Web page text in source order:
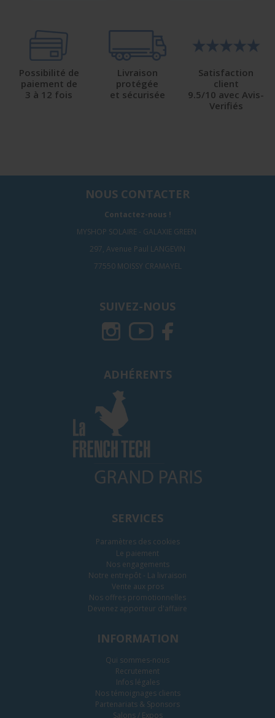
Possibilité de
paiement de
3 à 12 fois
Livraison
protégée
et sécurisée
Satisfaction
client
9.5/10 avec Avis-
Verifiés
NOUS CONTACTER
Contactez-nous !
MYSHOP SOLAIRE - GALAXIE GREEN
297, Avenue Paul LANGEVIN
77550 MOISSY CRAMAYEL
SUIVEZ-NOUS
ADHÉRENTS
SERVICES
Paramètres des cookies
Le paiement
Nos engagements
Notre entrepôt - La livraison
Vente aux pros
Nos offres promotionnelles
Devenez apporteur d'affaire
INFORMATION
Qui sommes-nous
Recrutement
Infos légales
Nos témoignages clients
Partenariats & Sponsors
Salons / Expos